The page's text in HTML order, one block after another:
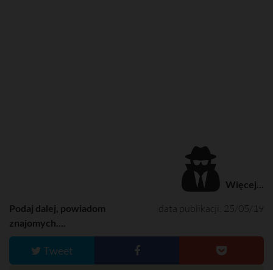
Więcej...
data publikacji: 25/05/19
Podaj dalej, powiadom
znajomych....
Tweet